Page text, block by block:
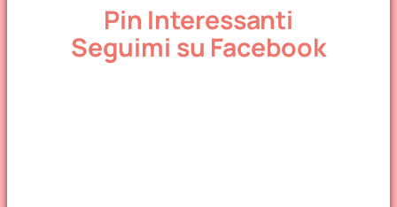
Pin Interessanti
Seguimi su Facebook